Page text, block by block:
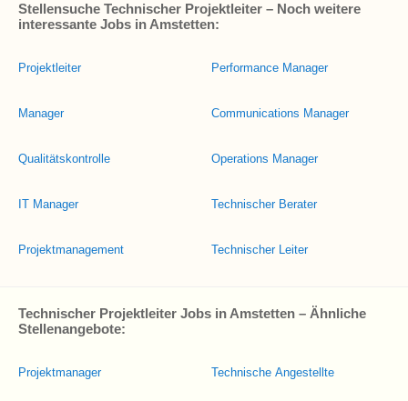
Stellensuche Technischer Projektleiter – Noch weitere
interessante Jobs in Amstetten:
Projektleiter
Manager
Qualitätskontrolle
IT Manager
Projektmanagement
Performance Manager
Communications Manager
Operations Manager
Technischer Berater
Technischer Leiter
Technischer Projektleiter Jobs in Amstetten – Ähnliche
Stellenangebote:
Projektmanager Technische Angestellte